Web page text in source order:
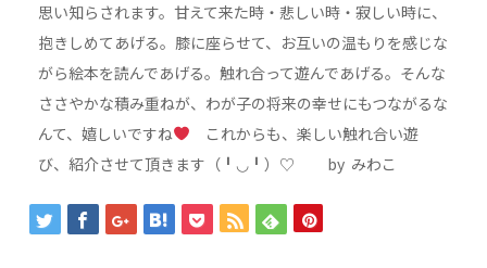
思い知らされます。甘えて来た時・悲しい時・寂しい時に、
抱きしめてあげる。膝に座らせて、お互いの温もりを感じな
がら絵本を読んであげる。触れ合って遊んであげる。そんな
ささやかな積み重ねが、わが子の将来の幸せにもつながるな
んて、嬉しいですね
これからも、楽しい触れ合い遊
び、紹介させて頂きます（╹◡╹）♡ by みわこ